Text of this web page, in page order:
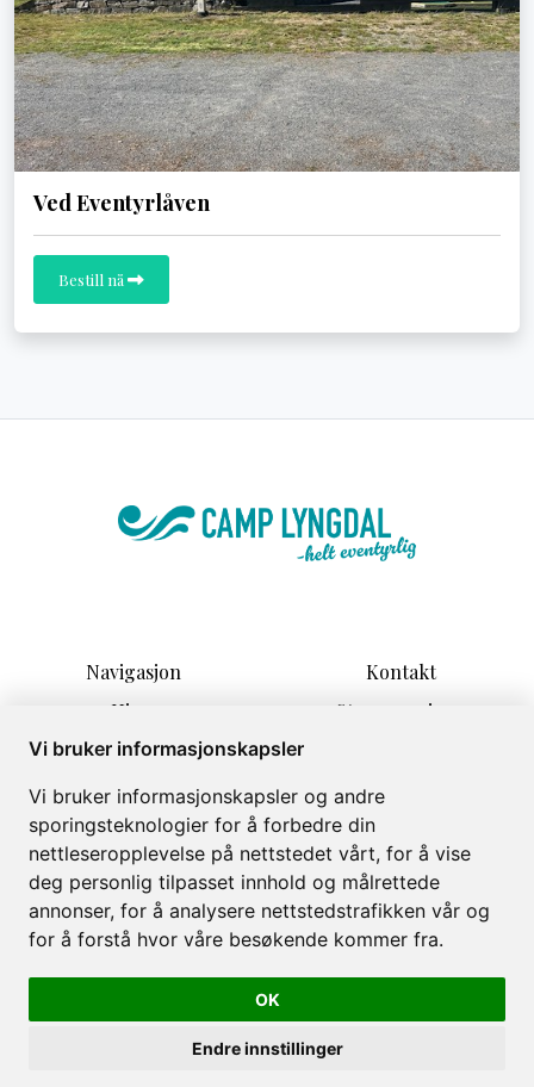
Vi bruker informasjonskapsler
Vi bruker informasjonskapsler og andre
sporingsteknologier for å forbedre din
nettleseropplevelse på nettstedet vårt, for å vise
deg personlig tilpasset innhold og målrettede
annonser, for å analysere nettstedstrafikken vår og
for å forstå hvor våre besøkende kommer fra.
OK
Endre innstillinger
Ved Eventyrlåven
Bestill nå
Navigasjon
Hjem
Overnatting
Åpningstider
Aktiviteter
Om
Galleri
Kontakt
Stamsøyveien 1
+47 90026326
Levert avBookvisit